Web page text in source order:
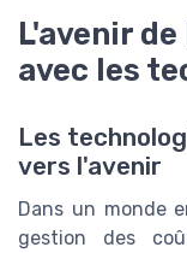
L'avenir
avec les
Les
vers l'avenir
Dans un monde
gestion des